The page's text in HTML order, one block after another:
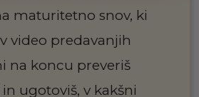
maturitetno snov, ki
video predavanjih
na koncu preveriš
ugotoviš, v kakšni